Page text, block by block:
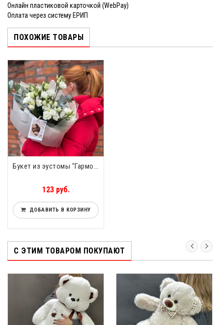
Онлайн пластиковой карточкой (WebPay)
Оплата через систему ЕРИП
ПОХОЖИЕ ТОВАРЫ
Букет из эустомы "Гармония" 7 шт.
123 руб.
ДОБАВИТЬ В КОРЗИНУ
С ЭТИМ ТОВАРОМ ПОКУПАЮТ